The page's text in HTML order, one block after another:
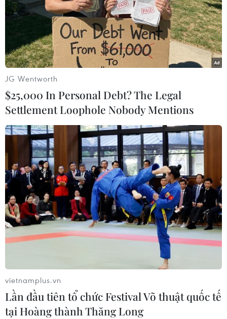
Các nghệ sỹ Hàn Quốc sẽ biểu diễn nghệ
thuật tại Bình Nhưỡng
18/03/2018 10:59
Hàn Quốc và Triều Tiên sẽ tổ chức họp vào ngày 20/3
nhằm thảo luận về một buổi biểu diễn tại Bình Nhưỡng
của một đoàn nghệ thuật Seoul.
JG Wentworth
$25,000 In Personal Debt? The Legal
Settlement Loophole Nobody Mentions
vietnamplus.vn
Lần đầu tiên tổ chức Festival Võ thuật quốc tế
tại Hoàng thành Thăng Long